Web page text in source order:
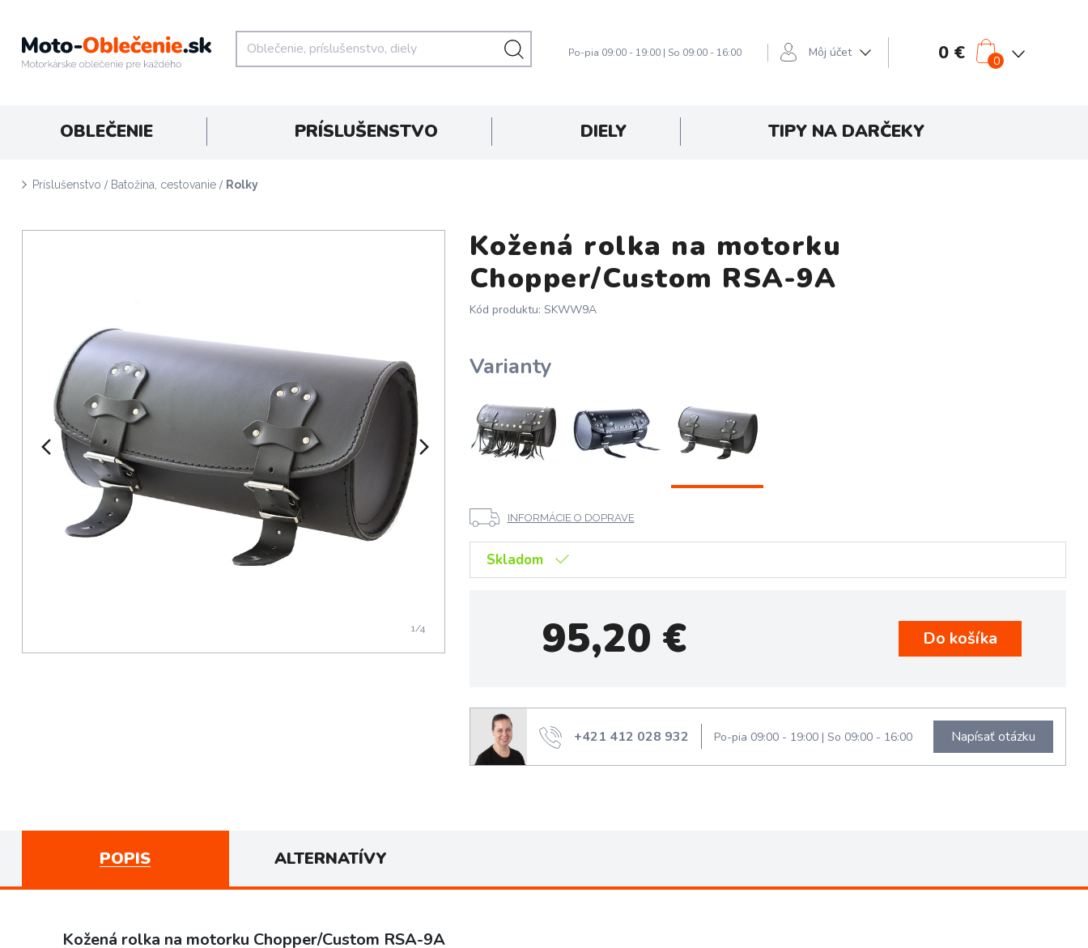
Po-pia 09:00 - 19:00 | So 09:00 - 16:00 Môj účet 0 € 0
OBLEČENIE PRÍSLUŠENSTVO DIELY TIPY NA DARČEKY
Príslušenstvo / Batožina, cestovanie / Rolky
Kožená rolka na motorku
Chopper/Custom RSA-9A
Kód produktu: SKWW9A
1 /4
Varianty
INFORMÁCIE O DOPRAVE
Skladom
95,20 €
+421 412 028 932 Po-pia 09:00 - 19:00| So 09:00 - 16:00 Napísať otázku
POPIS ALTERNATÍVY
Kožená rolka na motorku Chopper/Custom RSA-9A